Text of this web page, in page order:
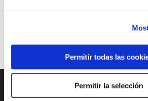
Permitir todas las
Permitir la selección